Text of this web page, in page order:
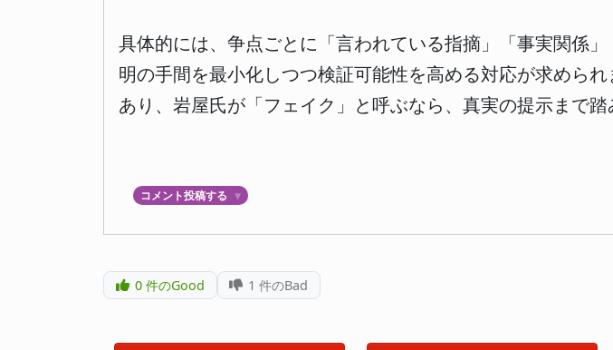
具体的には、争点ごとに「言われている指摘」「事実関係
明の手間を最小化しつつ検証可能性を高める対応が求めら
あり、岩屋氏が「フェイク」と呼ぶなら、真実の提示まで踏
コメント投稿する ▼
0件のGood 1 件のBad